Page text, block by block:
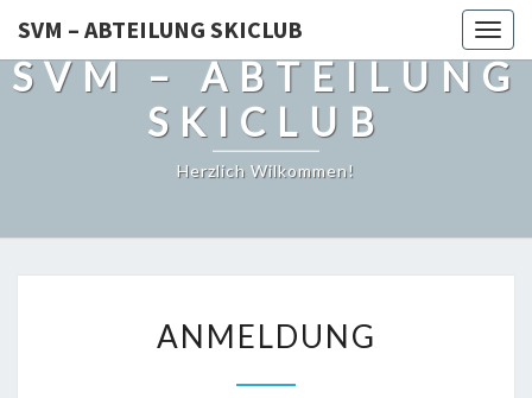
SVM – ABTEILUNG SKICLUB
SVM – ABTEILUNG
SKICLUB
Herzlich Wilkommen!
ANMELDUNG